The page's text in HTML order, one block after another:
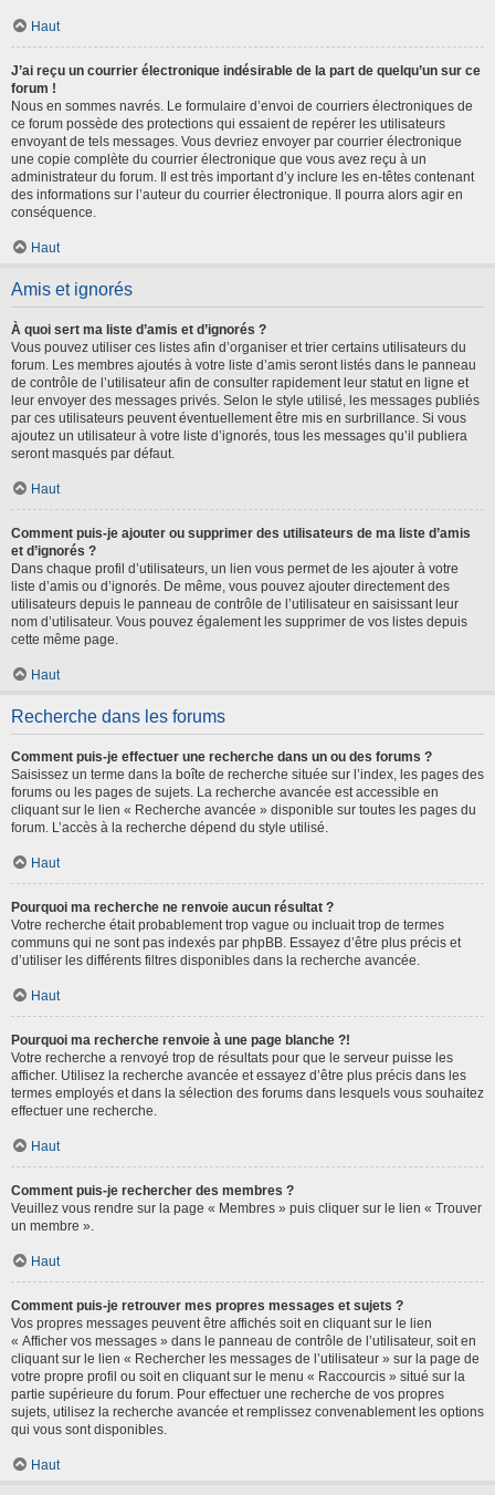
Haut
J’ai reçu un courrier électronique indésirable de la part de quelqu’un sur ce
forum !
Nous en sommes navrés. Le formulaire d’envoi de courriers électroniques de
ce forum possède des protections qui essaient de repérer les utilisateurs
envoyant de tels messages. Vous devriez envoyer par courrier électronique
une copie complète du courrier électronique que vous avez reçu à un
administrateur du forum. Il est très important d’y inclure les en-têtes contenant
des informations sur l’auteur du courrier électronique. Il pourra alors agir en
conséquence.
Haut
Amis et ignorés
À quoi sert ma liste d’amis et d’ignorés ?
Vous pouvez utiliser ces listes afin d’organiser et trier certains utilisateurs du
forum. Les membres ajoutés à votre liste d’amis seront listés dans le panneau
de contrôle de l’utilisateur afin de consulter rapidement leur statut en ligne et
leur envoyer des messages privés. Selon le style utilisé, les messages publiés
par ces utilisateurs peuvent éventuellement être mis en surbrillance. Si vous
ajoutez un utilisateur à votre liste d’ignorés, tous les messages qu’il publiera
seront masqués par défaut.
Haut
Comment puis-je ajouter ou supprimer des utilisateurs de ma liste d’amis
et d’ignorés ?
Dans chaque profil d’utilisateurs, un lien vous permet de les ajouter à votre
liste d’amis ou d’ignorés. De même, vous pouvez ajouter directement des
utilisateurs depuis le panneau de contrôle de l’utilisateur en saisissant leur
nom d’utilisateur. Vous pouvez également les supprimer de vos listes depuis
cette même page.
Haut
Recherche dans les forums
Comment puis-je effectuer une recherche dans un ou des forums ?
Saisissez un terme dans la boîte de recherche située sur l’index, les pages des
forums ou les pages de sujets. La recherche avancée est accessible en
cliquant sur le lien « Recherche avancée » disponible sur toutes les pages du
forum. L’accès à la recherche dépend du style utilisé.
Haut
Pourquoi ma recherche ne renvoie aucun résultat ?
Votre recherche était probablement trop vague ou incluait trop de termes
communs qui ne sont pas indexés par phpBB. Essayez d’être plus précis et
d’utiliser les différents filtres disponibles dans la recherche avancée.
Haut
Pourquoi ma recherche renvoie à une page blanche ?!
Votre recherche a renvoyé trop de résultats pour que le serveur puisse les
afficher. Utilisez la recherche avancée et essayez d’être plus précis dans les
termes employés et dans la sélection des forums dans lesquels vous souhaitez
effectuer une recherche.
Haut
Comment puis-je rechercher des membres ?
Veuillez vous rendre sur la page « Membres » puis cliquer sur le lien « Trouver
un membre ».
Haut
Comment puis-je retrouver mes propres messages et sujets ?
Vos propres messages peuvent être affichés soit en cliquant sur le lien
« Afficher vos messages » dans le panneau de contrôle de l’utilisateur, soit en
cliquant sur le lien « Rechercher les messages de l’utilisateur » sur la page de
votre propre profil ou soit en cliquant sur le menu « Raccourcis » situé sur la
partie supérieure du forum. Pour effectuer une recherche de vos propres
sujets, utilisez la recherche avancée et remplissez convenablement les options
qui vous sont disponibles.
Haut